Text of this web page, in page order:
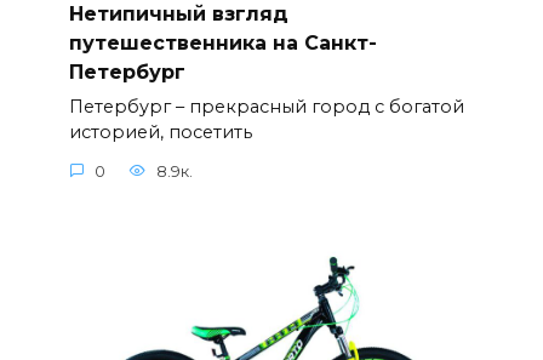
Нетипичный взгляд
путешественника на Санкт-
Петербург
Петербург – прекрасный город с богатой
историей, посетить
0 8.9к.